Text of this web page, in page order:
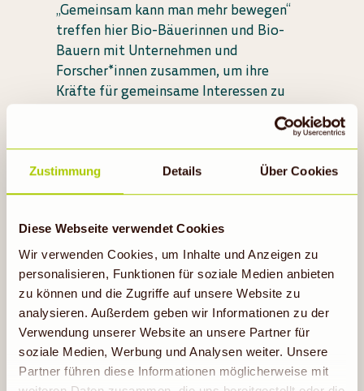
Zustimmung Details Über Cookies
Diese Webseite verwendet Cookies
Wir verwenden Cookies, um Inhalte und Anzeigen zu
personalisieren, Funktionen für soziale Medien anbieten
zu können und die Zugriffe auf unsere Website zu
analysieren. Außerdem geben wir Informationen zu der
Verwendung unserer Website an unsere Partner für
soziale Medien, Werbung und Analysen weiter. Unsere
Partner führen diese Informationen möglicherweise mit
„Gemeinsam kann man mehr bewegen“
treffen hier Bio-Bäuerinnen und Bio-
Bauern mit Unternehmen und
Forscher*innen zusammen, um ihre
Kräfte für gemeinsame Interessen zu
von chemisch-synthetischen Pestiziden,
sauberes Wasser und artenreiche
Feldgemeinschaften.